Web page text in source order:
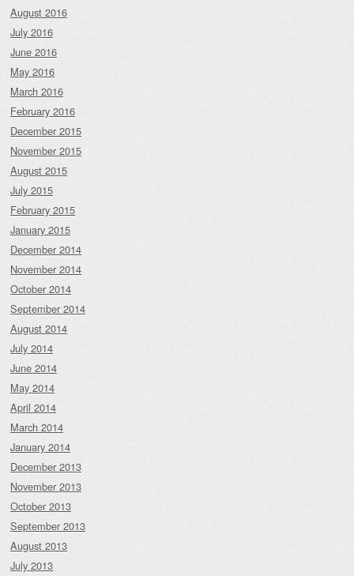
August 2016
July 2016
June 2016
May 2016
March 2016
February 2016
December 2015
November 2015
August 2015
July 2015
February 2015
January 2015
December 2014
November 2014
October 2014
September 2014
August 2014
July 2014
June 2014
May 2014
April 2014
March 2014
January 2014
December 2013
November 2013
October 2013
September 2013
August 2013
July 2013